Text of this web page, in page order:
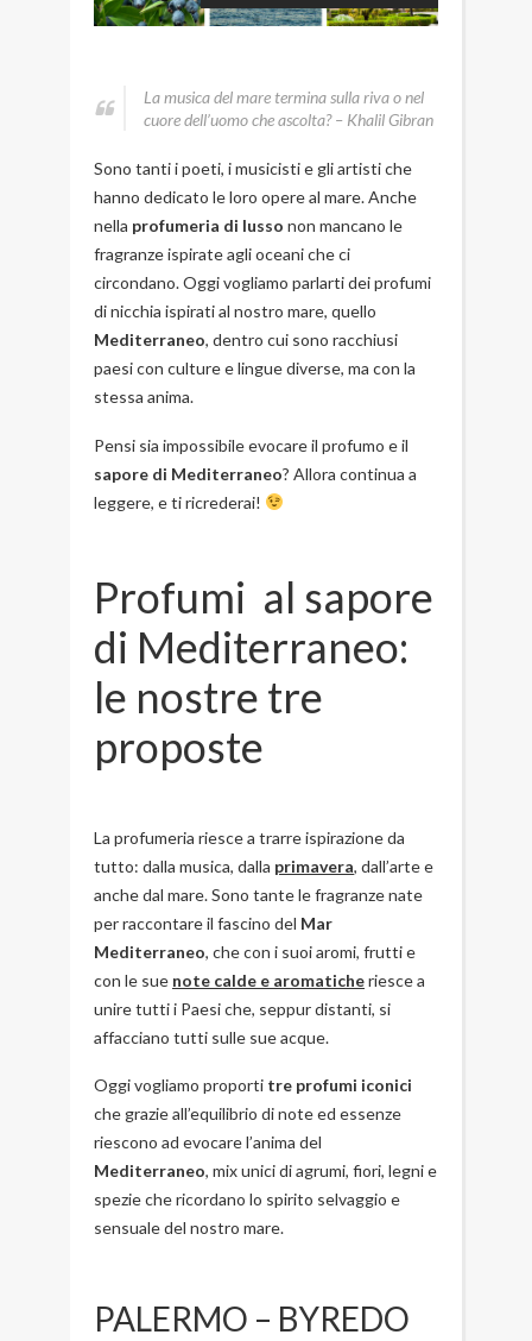
La musica del mare termina sulla riva o nel
cuore dell’uomo che ascolta? – Khalil Gibran
Sono tanti i poeti, i musicisti e gli artisti che
hanno dedicato le loro opere al mare. Anche
nella profumeria di lusso non mancano le
fragranze ispirate agli oceani che ci
circondano. Oggi vogliamo parlarti dei profumi
di nicchia ispirati al nostro mare, quello
Mediterraneo, dentro cui sono racchiusi
paesi con culture e lingue diverse, ma con la
stessa anima.
Pensi sia impossibile evocare il profumo e il
sapore di Mediterraneo? Allora continua a
leggere, e ti ricrederai!
Profumi al sapore
di Mediterraneo:
le nostre tre
proposte
La profumeria riesce a trarre ispirazione da
tutto: dalla musica, dalla primavera, dall’arte e
anche dal mare. Sono tante le fragranze nate
per raccontare il fascino del Mar
Mediterraneo, che con i suoi aromi, frutti e
con le sue note calde e aromaticheriesce a
unire tutti i Paesi che, seppur distanti, si
affacciano tutti sulle sue acque.
Oggi vogliamo proporti tre profumi iconici
che grazie all’equilibrio di note ed essenze
riescono ad evocare l’anima del
Mediterraneo, mix unici di agrumi, fiori, legni e
spezie che ricordano lo spirito selvaggio e
sensuale del nostro mare.
PALERMO – BYREDO